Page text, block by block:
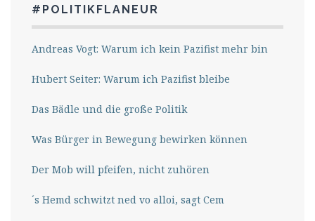
#POLITIKFLANEUR
Andreas Vogt: Warum ich kein Pazifist mehr bin
Hubert Seiter: Warum ich Pazifist bleibe
Das Bädle und die große Politik
Was Bürger in Bewegung bewirken können
Der Mob will pfeifen, nicht zuhören
´s Hemd schwitzt ned vo alloi, sagt Cem